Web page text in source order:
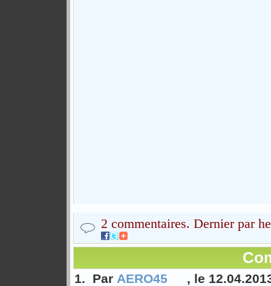
2 commentaires. Dernier par
1. Par AERO45
, le